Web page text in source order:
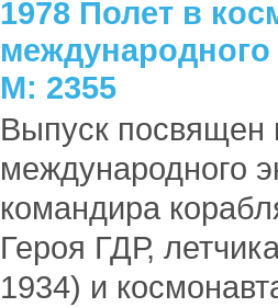
1978 Полет в
М: 2355
Выпуск посвящен
международного
командира
Героя ГДР,
1934) и